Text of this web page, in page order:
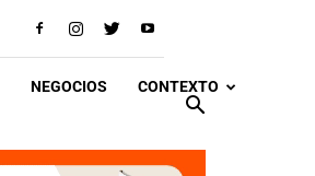
NEGOCIOS CONTEXTO